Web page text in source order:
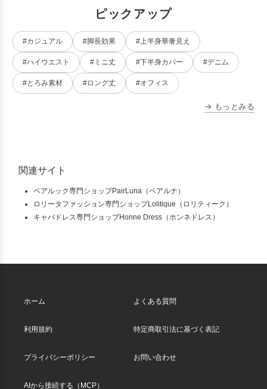
ピックアップ
#カジュアル #脚長効果 #上半身華奢見え
#ハイウエスト #ミニ丈 #下半身カバー #デニム
#とろみ素材 #ロング丈 #オフィス
→ もっとみる
関連サイト
ペアルック専門ショップPairLuna（ペアルナ）
ロリータファッション専門ショップLolitique（ロリティーク）
キャバドレス専門ショップHonne Dress（ホンネドレス）
ホーム よくある質問
利用規約 特定商取引法に基づく表記
プライバシーポリシー お問い合わせ
AIから接続する（MCP）